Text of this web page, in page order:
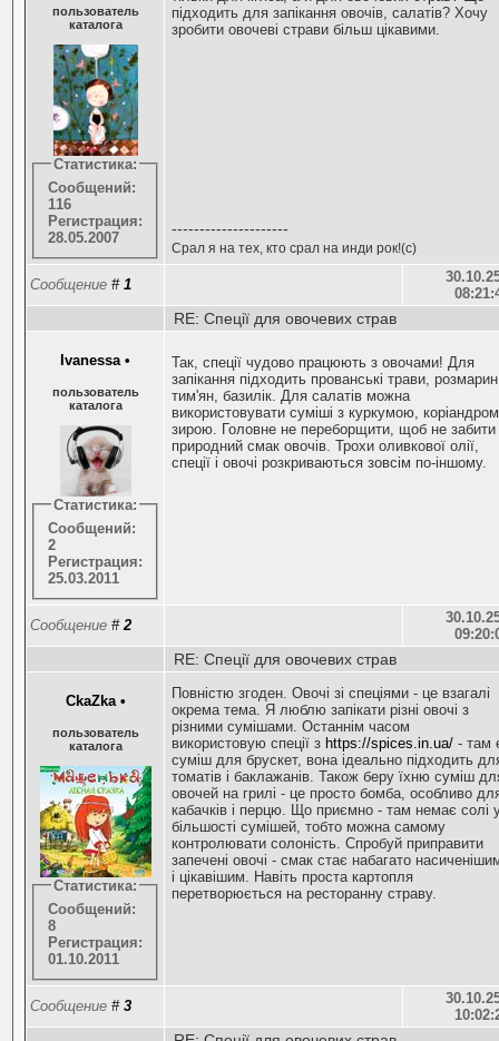
пользователь
каталога
Статистика:
Сообщений:
116
Регистрация:
28.05.2007
підходить для запікання овочів, салатів? Хочу
зробити овочеві страви більш цікавими.
---------------------
Срал я на тех, кто срал на инди рок!(с)
Сообщение#1
RE: Спеції для овочевих страв
Ivanessa •
пользователь
каталога
Статистика:
Сообщений:
2
Регистрация:
25.03.2011
Так, спеції чудово працюють з овочами! Для
запікання підходить прованські трави,
тим'ян, базилік. Для салатів можна
використовувати суміші з куркумою,
зирою. Головне не переборщити, щоб не забити
природний смак овочів. Трохи оливкової олії,
спеції і овочі розкриваються зовсім по-іншому.
Сообщение#2
RE: Спеції для овочевих страв
CkaZka •
пользователь
каталога
Статистика:
Сообщений:
8
Регистрация:
01.10.2011
Повністю згоден. Овочі зі спеціями - це взагалі
окрема тема. Я люблю запікати різні овочі з
різними сумішами. Останнім часом
використовую спеції з https://spices.in.ua/ - там
суміш для брускет, вона ідеально підходить
томатів і баклажанів. Також беру їхню суміш
овочей на грилі - це просто бомба, особливо
кабачків і перцю. Що приємно - там немає солі
більшості сумішей, тобто можна самому
контролювати солоність. Спробуй приправити
запечені овочі - смак стає набагато
і цікавішим. Навіть проста картопля
перетворюється на ресторанну страву.
Сообщение#3